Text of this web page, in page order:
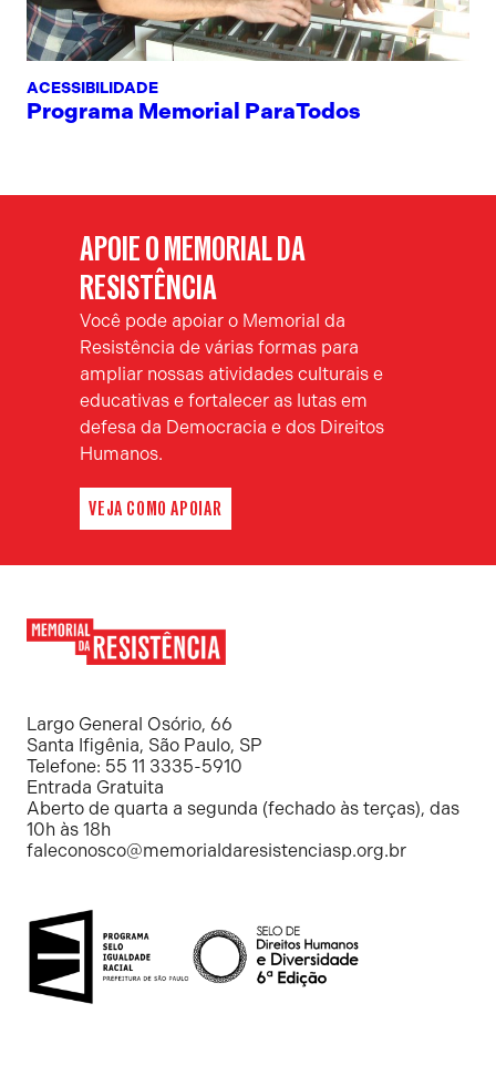
ACESSIBILIDADE
Programa Memorial ParaTodos
APOIE O MEMORIAL DA
RESISTÊNCIA
Você pode apoiar o Memorial da
Resistência de várias formas para
ampliar nossas atividades culturais e
educativas e fortalecer as lutas em
defesa da Democracia e dos Direitos
Humanos.
VEJA COMO APOIAR
Resistência
Largo General Osório, 66
Santa Ifigênia, São Paulo, SP
Telefone: 55 11 3335-5910
Entrada Gratuita
Aberto de quarta a segunda (fechado às terças), das
10h às 18h
faleconosco@memorialdaresistenciasp.org.br